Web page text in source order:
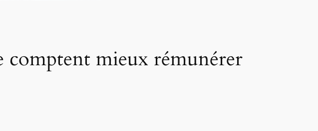
comptent mieux rémunérer